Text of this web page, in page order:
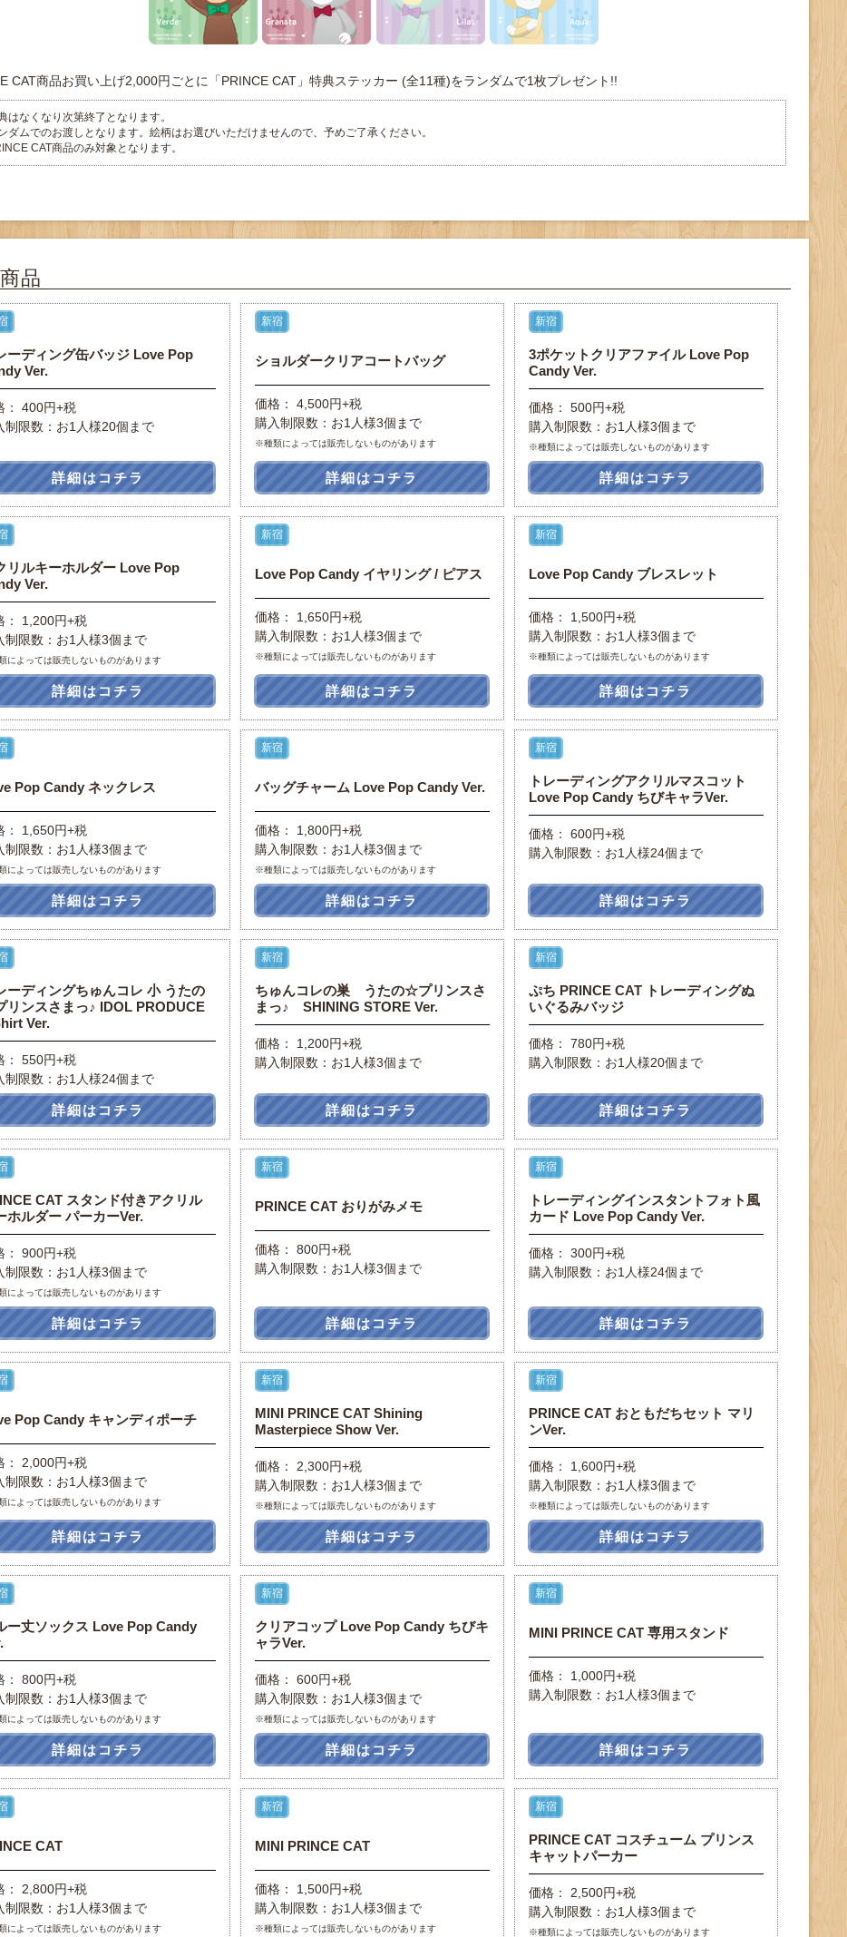
CAT商品お買い上げ2,000円ごとに「PRINCE CAT」特典ステッカー (全11種)をランダムで1枚プレゼント!!
はなくなり次第終了となります。
ダムでのお渡しとなります。絵柄はお選びいただけませんので、予めご了承ください。
CAT商品のみ対象となります。
品
ーディング缶バッジ Love Pop
Ver.
： 400円+税
制限数：お1人様20個まで
詳細はコチラ
新宿
ショルダークリアコートバッグ
価格： 4,500円+税
購入制限数：お1人様3個まで
※種類によっては販売しないものがあります
詳細はコチラ
新宿
3ポケットクリアファイル Love Pop
Candy Ver.
価格： 500円+税
購入制限数：お1人様3個まで
※種類によっては販売しないものがあります
詳細はコチラ
リルキーホルダー Love Pop
Ver.
： 1,200円+税
制限数：お1人様3個まで
によっては販売しないものがあります
詳細はコチラ
新宿
Love Pop Candy イヤリング / ピアス
価格： 1,650円+税
購入制限数：お1人様3個まで
※種類によっては販売しないものがあります
詳細はコチラ
新宿
Love Pop Candy ブレスレット
価格： 1,500円+税
購入制限数：お1人様3個まで
※種類によっては販売しないものがあります
詳細はコチラ
Pop Candy ネックレス
： 1,650円+税
制限数：お1人様3個まで
によっては販売しないものがあります
詳細はコチラ
新宿
バッグチャーム Love Pop Candy Ver.
価格： 1,800円+税
購入制限数：お1人様3個まで
※種類によっては販売しないものがあります
詳細はコチラ
新宿
トレーディングアクリルマスコット
Love Pop Candy ちびキャラVer.
価格： 600円+税
購入制限数：お1人様24個まで
詳細はコチラ
ーディングちゅんコレ 小 うたの
ンスさまっ♪ IDOL PRODUCE
Ver.
： 550円+税
制限数：お1人様24個まで
詳細はコチラ
新宿
ちゅんコレの巣 うたの☆プリンスさ
まっ♪ SHINING STORE Ver.
価格： 1,200円+税
購入制限数：お1人様3個まで
詳細はコチラ
新宿
ぷち PRINCE CAT トレーディングぬ
いぐるみバッジ
価格： 780円+税
購入制限数：お1人様20個まで
詳細はコチラ
CAT スタンド付きアクリル
ホルダー パーカーVer.
： 900円+税
制限数：お1人様3個まで
によっては販売しないものがあります
詳細はコチラ
新宿
PRINCE CAT おりがみメモ
価格： 800円+税
購入制限数：お1人様3個まで
詳細はコチラ
新宿
トレーディングインスタントフォト風
カード Love Pop Candy Ver.
価格： 300円+税
購入制限数：お1人様24個まで
詳細はコチラ
Pop Candy キャンディポーチ
： 2,000円+税
制限数：お1人様3個まで
によっては販売しないものがあります
詳細はコチラ
新宿
MINI PRINCE CAT Shining
Masterpiece Show Ver.
価格： 2,300円+税
購入制限数：お1人様3個まで
※種類によっては販売しないものがあります
詳細はコチラ
新宿
PRINCE CAT おともだちセット マリ
ンVer.
価格： 1,600円+税
購入制限数：お1人様3個まで
※種類によっては販売しないものがあります
詳細はコチラ
ー丈ソックス Love Pop Candy
： 800円+税
制限数：お1人様3個まで
によっては販売しないものがあります
詳細はコチラ
新宿
クリアコップ Love Pop Candy ちびキ
ャラVer.
価格： 600円+税
購入制限数：お1人様3個まで
※種類によっては販売しないものがあります
詳細はコチラ
新宿
MINI PRINCE CAT 専用スタンド
価格： 1,000円+税
購入制限数：お1人様3個まで
詳細はコチラ
CAT
： 2,800円+税
制限数：お1人様3個まで
によっては販売しないものがあります
新宿
MINI PRINCE CAT
価格： 1,500円+税
購入制限数：お1人様3個まで
※種類によっては販売しないものがあります
新宿
PRINCE CAT コスチューム プリンス
キャットパーカー
価格： 2,500円+税
購入制限数：お1人様3個まで
※種類によっては販売しないものがあります